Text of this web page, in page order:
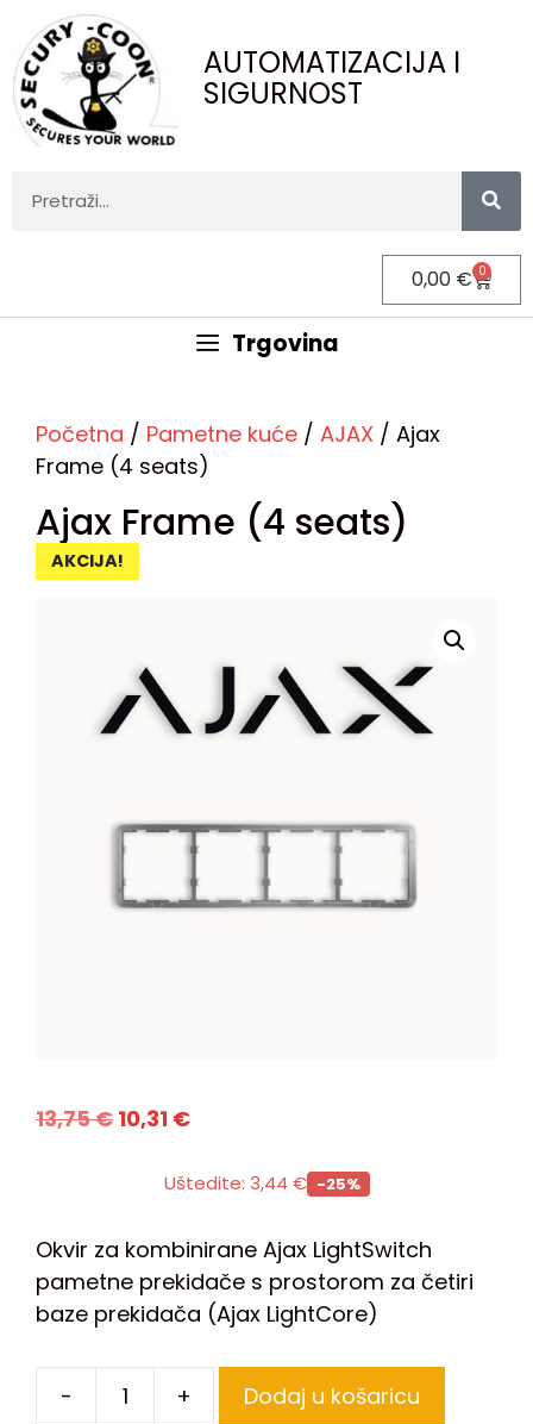
AUTOMATIZACIJA I
SIGURNOST
0,00 € 0
Trgovina
Početna / Pametne kuće / AJAX / Ajax
Frame (4 seats)
Ajax Frame (4 seats)
AKCIJA!
13,75€ 10,31 €
Uštedite: 3,44 € -25%
Okvir za kombinirane Ajax LightSwitch
pametne prekidače s prostorom za četiri
baze prekidača (Ajax LightCore)
- + Dodaj u košaricu